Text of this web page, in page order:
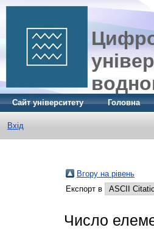
Сайт університету Головна
Вхід
Вгору на рівень
Експорт в
Число